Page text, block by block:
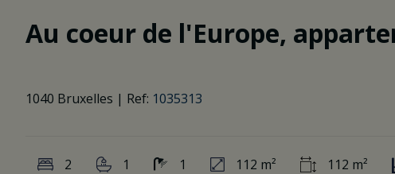
Au coeur de l'Europe,
1040 Bruxelles | Ref: 1035313
2 1 1 112 m² 112 m²